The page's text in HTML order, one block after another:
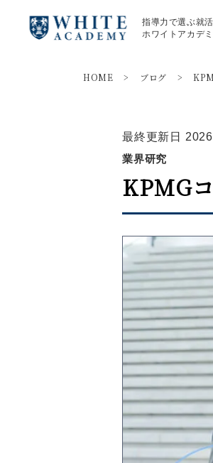
指導力で選ぶ就
ホワイトアカデ
HOME > ブログ >
最終更新日
業界研究
KPMG